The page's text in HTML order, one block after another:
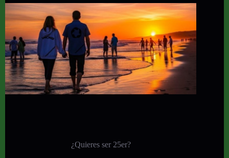
¿Quieres ser 25er?